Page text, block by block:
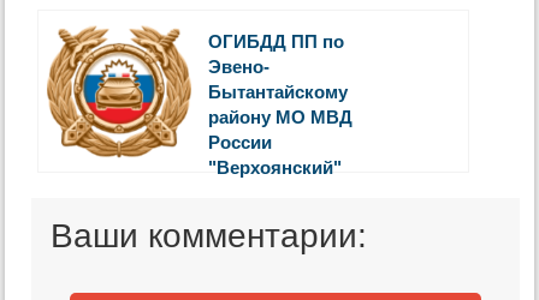
ОГИБДД ПП по
Эвено-
Бытантайскому
району МО МВД
России
"Верхоянский"
Ваши комментарии: